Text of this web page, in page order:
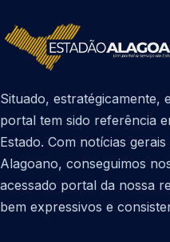
Situado, estratégicamente,
portal tem sido referência
Estado. Com notícias
Alagoano, conseguimos
acessado portal da nossa
bem expressivos e